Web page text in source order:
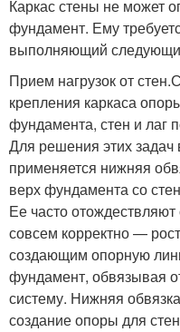
Каркас стены не может
фундамент. Ему
выполняющий
Прием нагрузок от
крепления каркаса
фундамента, стен и лаг
Для решения этих задач
применяется нижняя
верх фундамента со
Ее часто
совсем корректно —
создающим опорную
фундамент, обвязывая
систему. Нижняя
создание опоры для